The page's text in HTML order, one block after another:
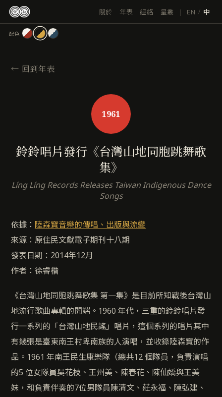
關於 年表 經絡 星叢 | EN / 中
配色
← 回到年表
1961
鈴鈴唱片發行《台灣山地同胞跳舞歌
集》
Líng Líng Records Releases Taiwan Indigenous Dance
Songs
依據： 陸森寶音樂的傳唱、出版與流變
來源：原住民文獻電子期刊十八期
發表日期：2014年12月
作者：徐睿楷
《台灣山地同胞跳舞歌集 第一集》是目前所知戰後台灣山
地流行歌曲專輯的開端。1960 年代，三重的鈴鈴唱片發
行一系列的「台灣山地民謠」唱片，這個系列的唱片其中
有幾張是臺東南王村卑南族的人演唱，並收錄陸森寶的作
品。1961 年南王民生康樂隊（總共12 個隊員，負責演唱
的5 位女隊員吳花枝、王州美、陳春花、陳仙嬌與王美
妹，和負責伴奏的7位男隊員陳清文、莊永福、陳弘建、